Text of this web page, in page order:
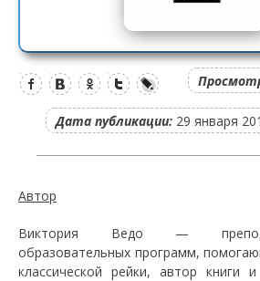
Дата публикации: 29 января
Автор
Виктория Ведо —
образовательных программ,
классической рейки, автор книги